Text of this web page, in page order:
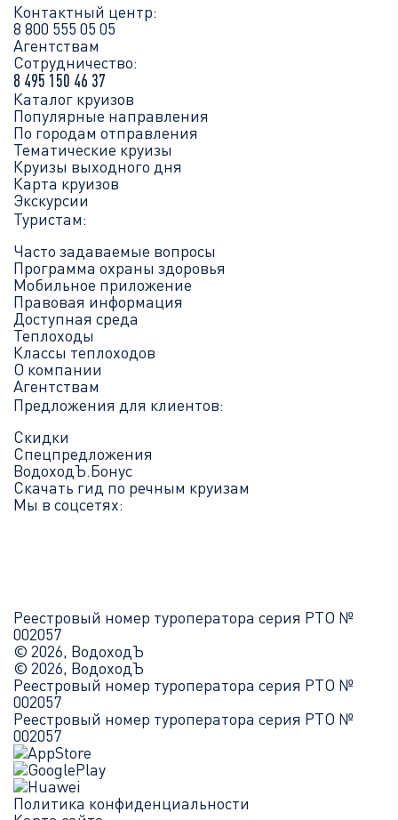
Контактный центр:
8 800 555 05 05
Агентствам
Сотрудничество:
8 495 150 46 37
Каталог круизов
Популярные направления
По городам отправления
Тематические круизы
Круизы выходного дня
Карта круизов
Экскурсии
Туристам:
Часто задаваемые вопросы
Программа охраны здоровья
Мобильное приложение
Правовая информация
Доступная среда
Теплоходы
Классы теплоходов
О компании
Агентствам
Предложения для клиентов:
Скидки
Спецпредложения
ВодоходЪ.Бонус
Скачать гид по речным круизам
Мы в соцсетях:
Реестровый номер туроператора серия РТО №
002057
© 2026, ВодоходЪ
© 2026, ВодоходЪ
Реестровый номер туроператора серия РТО №
002057
Реестровый номер туроператора серия РТО №
002057
Политика конфиденциальности